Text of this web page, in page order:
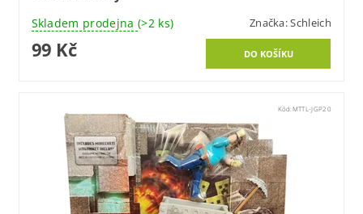
Skladem prodejna (>2 ks) Značka:Schleich
99 Kč
Kód: MTTL-JGP20